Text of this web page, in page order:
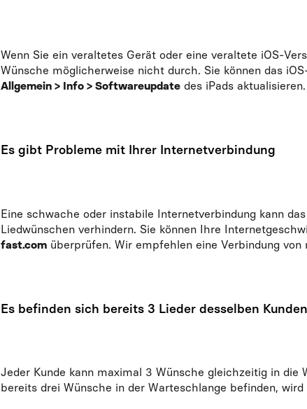
Wenn Sie ein veraltetes Gerät oder eine veraltete iOS-
Wünsche möglicherweise nicht durch. Sie können das
Allgemein > Info > Softwareupdatedes iPads aktualisieren.
Es gibt Probleme mit Ihrer Internetverbindung
Eine schwache oder instabile Internetverbindung kann
Liedwünschen verhindern. Sie können Ihre
fast.comüberprüfen. Wir empfehlen eine Verbindung von
Es befinden sich bereits 3 Lieder desselben
Jeder Kunde kann maximal 3 Wünsche gleichzeitig in die
bereits drei Wünsche in der Warteschlange befinden,